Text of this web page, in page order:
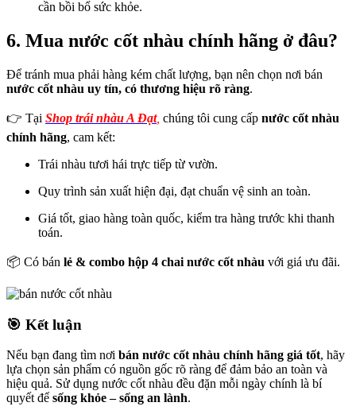
cần bồi bổ sức khỏe.
6. Mua nước cốt nhàu chính hãng ở đâu?
Để tránh mua phải hàng kém chất lượng, bạn nên chọn nơi bán
nước cốt nhàu uy tín, có thương hiệu rõ ràng.
👉 Tại Shop trái nhàu A Đạt, chúng tôi cung cấp nước cốt nhàu
chính hãng, cam kết:
Trái nhàu tươi hái trực tiếp từ vườn.
Quy trình sản xuất hiện đại, đạt chuẩn vệ sinh an toàn.
Giá tốt, giao hàng toàn quốc, kiểm tra hàng trước khi thanh
toán.
📦 Có bán lẻ & combo hộp 4 chai nước cốt nhàu với giá ưu đãi.
🎯 Kết luận
Nếu bạn đang tìm nơi bán nước cốt nhàu chính hãng giá tốt, hãy
lựa chọn sản phẩm có nguồn gốc rõ ràng để đảm bảo an toàn và
hiệu quả. Sử dụng nước cốt nhàu đều đặn mỗi ngày chính là bí
quyết để sống khỏe – sống an lành.